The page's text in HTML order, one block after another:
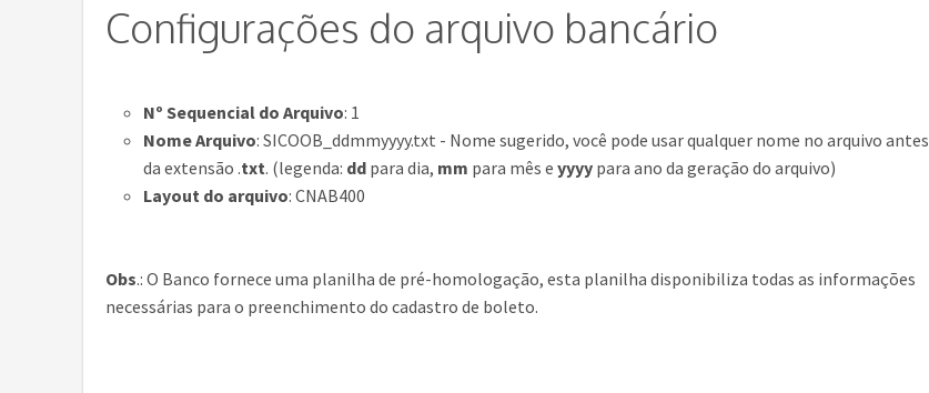
Configurações do arquivo bancário
Nº Sequencial do Arquivo: 1
Nome Arquivo: SICOOB_ddmmyyyy.txt - Nome sugerido, você pode usar qualquer nome no arquivo antes
da extensão .txt. (legenda: dd para dia, mm para mês e yyyy para ano da geração do arquivo)
Layout do arquivo: CNAB400
Obs.: O Banco fornece uma planilha de pré-homologação, esta planilha disponibiliza todas as informações
necessárias para o preenchimento do cadastro de boleto.